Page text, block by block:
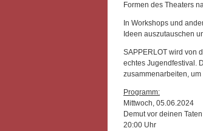
Formen des Theaters
In Workshops und
Ideen auszutauschen
SAPPERLOT wird von
echtes Jugendfestival.
zusammenarbeiten,
Programm:
Mittwoch, 05.06.2024
Demut vor deinen
20:00 Uhr